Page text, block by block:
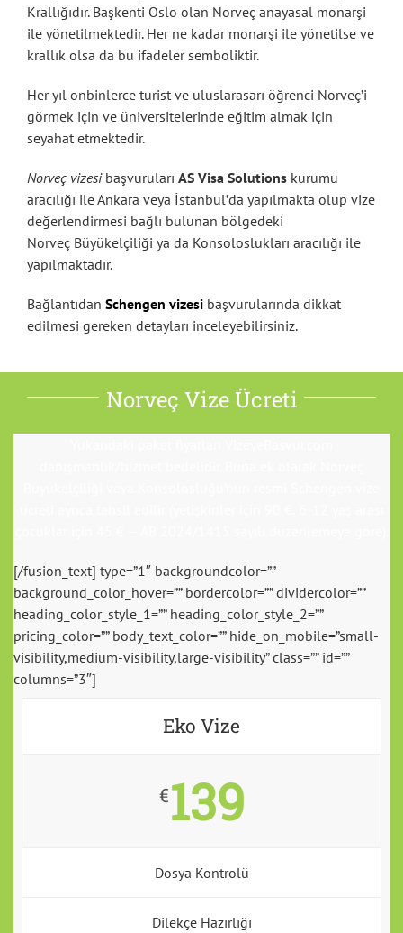
Krallığıdır. Başkenti Oslo olan Norveç anayasal monarşi
ile yönetilmektedir. Her ne kadar monarşi ile yönetilse ve
krallık olsa da bu ifadeler semboliktir.
Her yıl onbinlerce turist ve uluslarasarı öğrenci Norveç’i
görmek için ve üniversitelerinde eğitim almak için
seyahat etmektedir.
Norveç vizesibaşvuruları AS Visa Solutions kurumu
aracılığı ile Ankara veya İstanbul’da yapılmakta olup vize
değerlendirmesi bağlı bulunan bölgedeki
Norveç Büyükelçiliği ya da Konsoloslukları aracılığı ile
yapılmaktadır.
Bağlantıdan Schengen vizesi başvurularında dikkat
edilmesi gereken detayları inceleyebilirsiniz.
Norveç Vize Ücreti
[/fusion_text] type=”1″ backgroundcolor=””
background_color_hover=”” bordercolor=”” dividercolor=””
heading_color_style_1=”” heading_color_style_2=””
pricing_color=”” body_text_color=”” hide_on_mobile=”small-
visibility,medium-visibility,large-visibility” class=”” id=””
columns=”3″]
Eko Vize
€139
Dosya Kontrolü
Dilekçe Hazırlığı